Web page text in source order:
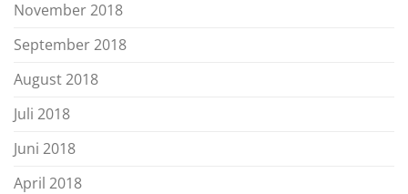
November 2018
September 2018
August 2018
Juli 2018
Juni 2018
April 2018